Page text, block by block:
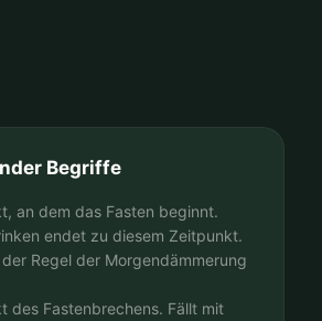
Begriffe
an dem das Fasten beginnt.
endet zu diesem Zeitpunkt.
Regel der Morgendämmerung
des Fastenbrechens. Fällt mit